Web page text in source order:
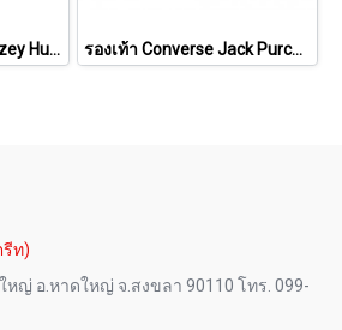
Rastaclat Classic - Hazey Hues - Mist [11200185] รองเท้า Converse Jack Purcell Cotton Ox - White [164057CWW]
รีท)
ญ่ อ.หาดใหญ่ จ.สงขลา 90110 โทร. 099-